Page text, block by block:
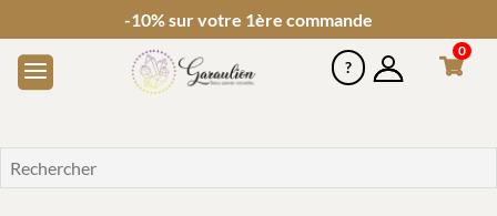
-10% sur votre 1ère commande
0